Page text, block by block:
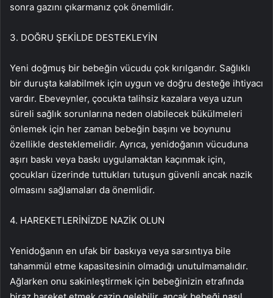
sonra gazını çıkarmanız çok önemlidir.
3. DOĞRU ŞEKİLDE DESTEKLEYİN
Yeni doğmuş bir bebeğin vücudu çok kırılgandır. Sağlıklı
bir duruşta kalabilmek için uygun ve doğru desteğe ihtiyacı
vardır. Ebeveynler, çocukta talihsiz kazalara veya uzun
süreli sağlık sorunlarına neden olabilecek bükülmeleri
önlemek için her zaman bebeğin başını ve boynunu
özellikle desteklemelidir. Ayrıca, yenidoğanın vücuduna
aşırı baskı veya baskı uygulamaktan kaçınmak için,
çocukları üzerinde tuttukları tutuşun güvenli ancak nazik
olmasını sağlamaları da önemlidir.
4. HAREKETLERİNİZDE NAZİK OLUN
Yenidoğanın en ufak bir baskıya veya sarsıntıya bile
tahammül etme kapasitesinin olmadığı unutulmamalıdır.
Ağlarken onu sakinleştirmek için bebeğinizin etrafında